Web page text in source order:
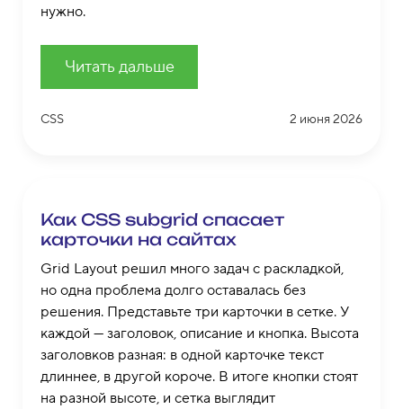
нужно.
Читать дальше
CSS 2 июня 2026
Как CSS subgrid спасает
карточки на сайтах
Grid Layout решил много задач с раскладкой,
но одна проблема долго оставалась без
решения. Представьте три карточки в сетке. У
каждой — заголовок, описание и кнопка. Высота
заголовков разная: в одной карточке текст
длиннее, в другой короче. В итоге кнопки стоят
на разной высоте, и сетка выглядит